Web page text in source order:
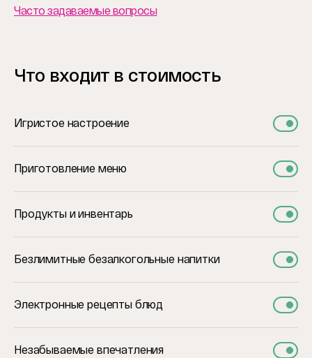
Часто задаваемые вопросы
Что входит в стоимость
Игристое настроение
Приготовление меню
Продукты и инвентарь
Безлимитные безалкогольные напитки
Электронные рецепты блюд
Незабываемые впечатления